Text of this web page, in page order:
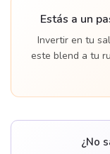
Estás a un
Invertir en tu
este blend a tu
¿No